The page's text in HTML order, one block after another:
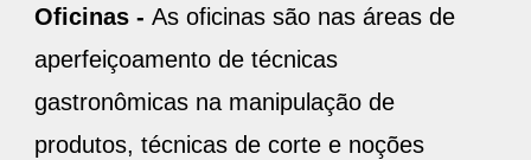
Oficinas - As oficinas são nas áreas de
aperfeiçoamento de técnicas
gastronômicas na manipulação de
produtos, técnicas de corte e noções